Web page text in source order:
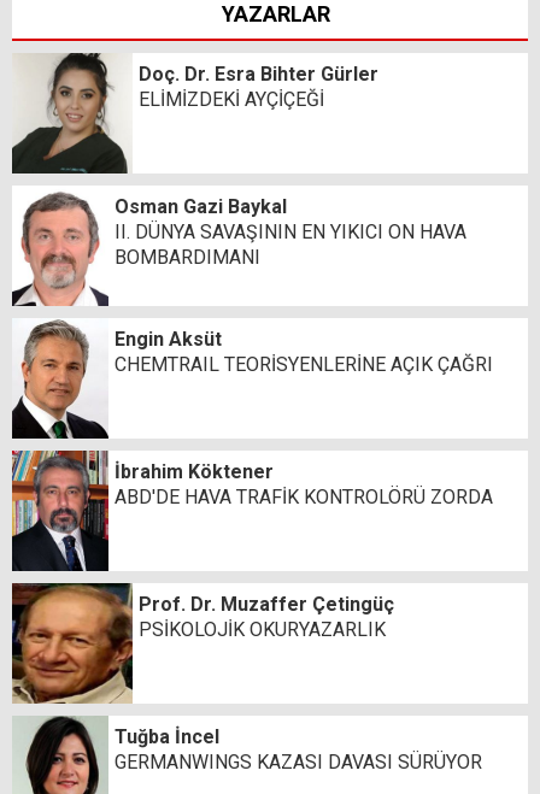
YAZARLAR
Doç. Dr. Esra Bihter Gürler
ELİMİZDEKİ AYÇİÇEĞİ
Osman Gazi Baykal
II. DÜNYA SAVAŞININ EN YIKICI ON HAVA
BOMBARDIMANI
Engin Aksüt
CHEMTRAIL TEORİSYENLERİNE AÇIK ÇAĞRI
İbrahim Köktener
ABD'DE HAVA TRAFİK KONTROLÖRÜ ZORDA
Prof. Dr. Muzaffer Çetingüç
PSİKOLOJİK OKURYAZARLIK
Tuğba İncel
GERMANWINGS KAZASI DAVASI SÜRÜYOR